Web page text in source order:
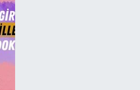
Yoğunluk Haritası
Durumu ve Fikstür